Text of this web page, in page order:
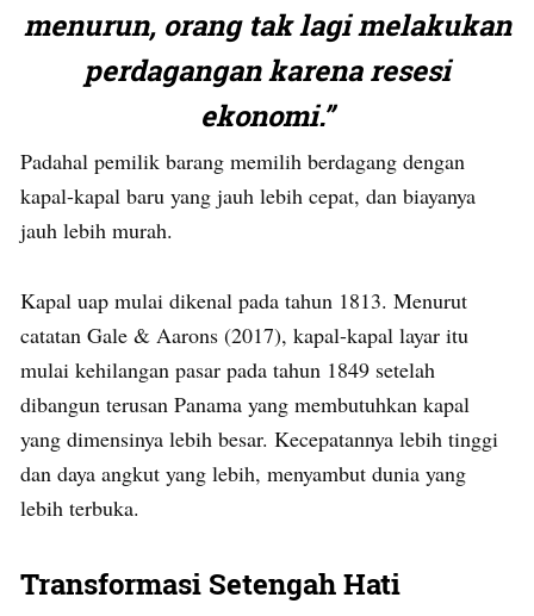
menurun, orang tak lagi melakukan
perdagangan karena resesi
ekonomi.”
Padahal pemilik barang memilih berdagang dengan
kapal-kapal baru yang jauh lebih cepat, dan biayanya
jauh lebih murah.
Kapal uap mulai dikenal pada tahun 1813. Menurut
catatan Gale & Aarons (2017), kapal-kapal layar itu
mulai kehilangan pasar pada tahun 1849 setelah
dibangun terusan Panama yang membutuhkan kapal
yang dimensinya lebih besar. Kecepatannya lebih tinggi
dan daya angkut yang lebih, menyambut dunia yang
lebih terbuka.
Transformasi Setengah Hati